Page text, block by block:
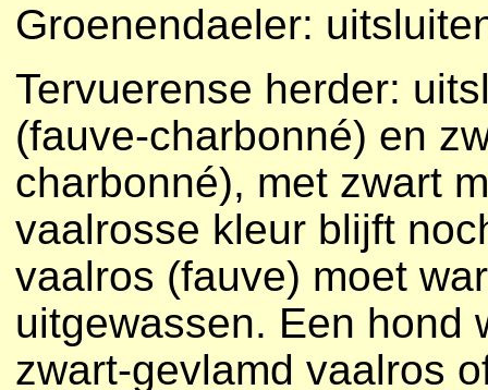
Groenendaeler:
Tervuerense herder:
(fauve-charbonné) en
charbonné), met zwart
vaalrosse kleur blijft
vaalros (fauve) moet
uitgewassen. Een hond
zwart-gevlamd vaalros